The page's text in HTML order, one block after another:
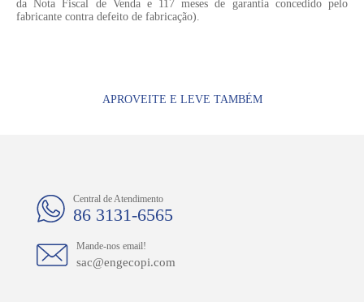
da Nota Fiscal de Venda e 117 meses de garantia concedido pelo
fabricante contra defeito de fabricação).
APROVEITE E LEVE TAMBÉM
Central de Atendimento
86 3131-6565
Mande-nos email!
sac@engecopi.com